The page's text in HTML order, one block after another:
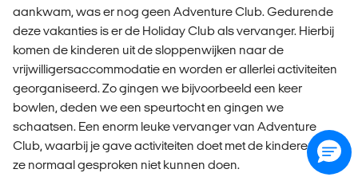
aankwam, was er nog geen Adventure Club. Gedurende
deze vakanties is er de Holiday Club als vervanger. Hierbij
komen de kinderen uit de sloppenwijken naar de
vrijwilligersaccommodatie en worden er allerlei activiteiten
georganiseerd. Zo gingen we bijvoorbeeld een keer
bowlen, deden we een speurtocht en gingen we
schaatsen. Een enorm leuke vervanger van Adventure
Club, waarbij je gave activiteiten doet met de kinderen die
ze normaal gesproken niet kunnen doen.